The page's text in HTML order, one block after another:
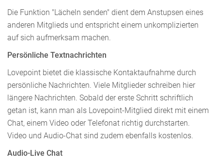
Die Funktion "Lächeln senden" dient dem Anstupsen eines
anderen Mitglieds und entspricht einem unkomplizierten
auf sich aufmerksam machen.
Persönliche Textnachrichten
Lovepoint bietet die klassische Kontaktaufnahme durch
persönliche Nachrichten. Viele Mitglieder schreiben hier
längere Nachrichten. Sobald der erste Schritt schriftlich
getan ist, kann man als Lovepoint-Mitglied direkt mit einem
Chat, einem Video oder Telefonat richtig durchstarten.
Video und Audio-Chat sind zudem ebenfalls kostenlos.
Audio-Live Chat